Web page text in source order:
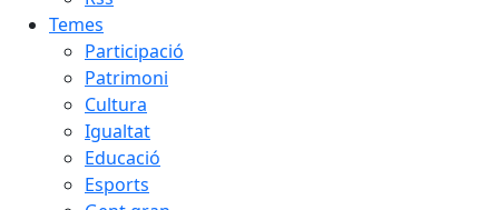
Temes
Participació
Patrimoni
Cultura
Igualtat
Educació
Esports